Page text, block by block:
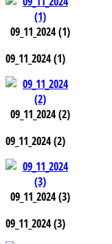
09_11_2024 (1)
09_11_2024 (1)
09_11_2024 (2)
09_11_2024 (2)
09_11_2024 (3)
09_11_2024 (3)